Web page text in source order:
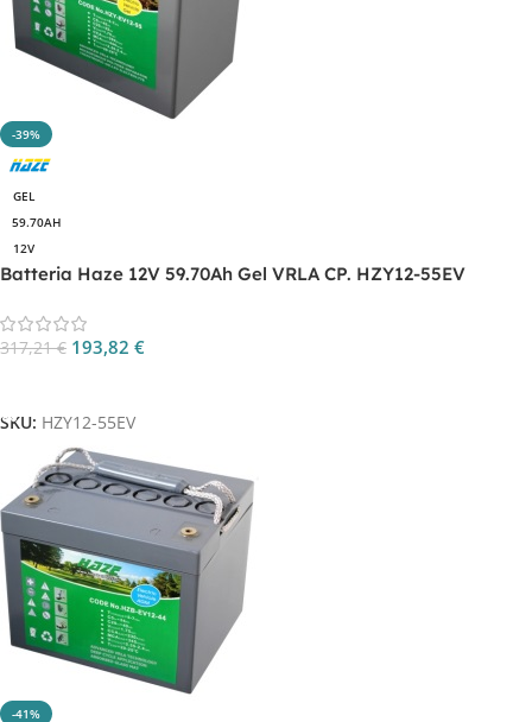
-39%
GEL
59.70AH
12V
Batteria Haze 12V 59.70Ah Gel VRLA CP. HZY12-55EV
317,21€ 193,82 €
SKU: HZY12-55EV
-41%